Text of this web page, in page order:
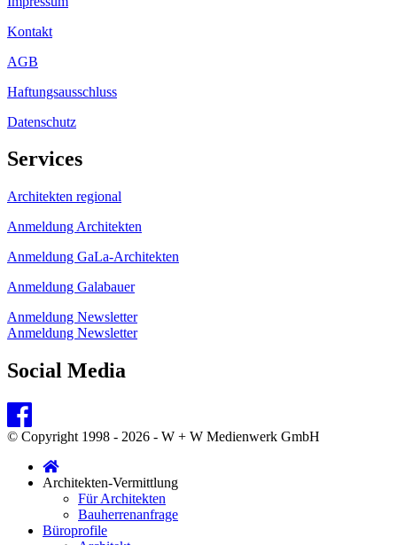
Kontakt
AGB
Haftungsausschluss
Datenschutz
Services
Architekten regional
Anmeldung Architekten
Anmeldung GaLa-Architekten
Anmeldung Galabauer
Anmeldung Newsletter
Anmeldung Newsletter
Social Media
© Copyright 1998 - 2026 - W + W Medienwerk GmbH
Architekten-Vermittlung
Für Architekten
Bauherrenanfrage
Büroprofile